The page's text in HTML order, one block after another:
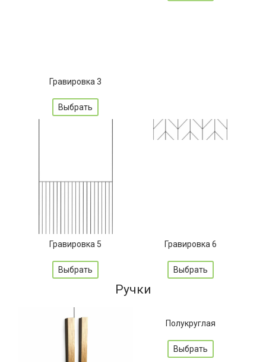
Гравировка 3
Выбрать
Гравировка 5
Выбрать
Гравировка 6
Выбрать
Ручки
Выбрать